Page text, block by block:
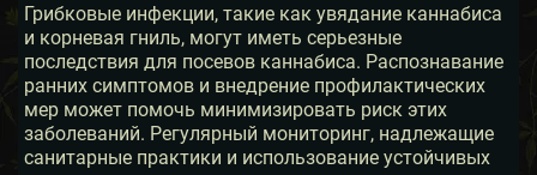
Грибковые инфекции, такие как увядание каннабиса
и корневая гниль, могут иметь серьезные
последствия для посевов каннабиса. Распознавание
ранних симптомов и внедрение профилактических
мер может помочь минимизировать риск этих
заболеваний. Регулярный мониторинг, надлежащие
санитарные практики и использование устойчивых